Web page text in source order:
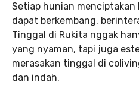
Setiap hunian
dapat berkembang,
Tinggal di Rukita nggak
yang nyaman, tapi juga
merasakan tinggal di
dan indah.